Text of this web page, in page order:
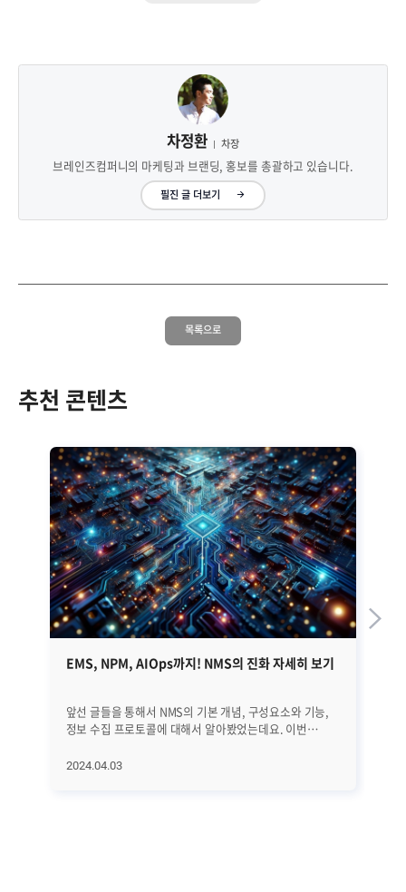
차정환 차장
브레인즈컴퍼니의 마케팅과 브랜딩, 홍보를 총괄하고 있습니다.
필진 글 더보기
목록으로
추천 콘텐츠
EMS, NPM, AIOps까지! NMS의 진화 자세히 보기
앞선 글들을 통해서 NMS의 기본 개념, 구성요소와 기능,
정보 수집 프로토콜에 대해서 알아봤었는데요. 이번
대해서 자세히 알아보겠습니다. EMS, NPM, 그리고
2024.04.03